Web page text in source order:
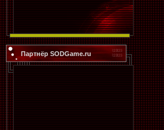
Партнёр SODGame.ru